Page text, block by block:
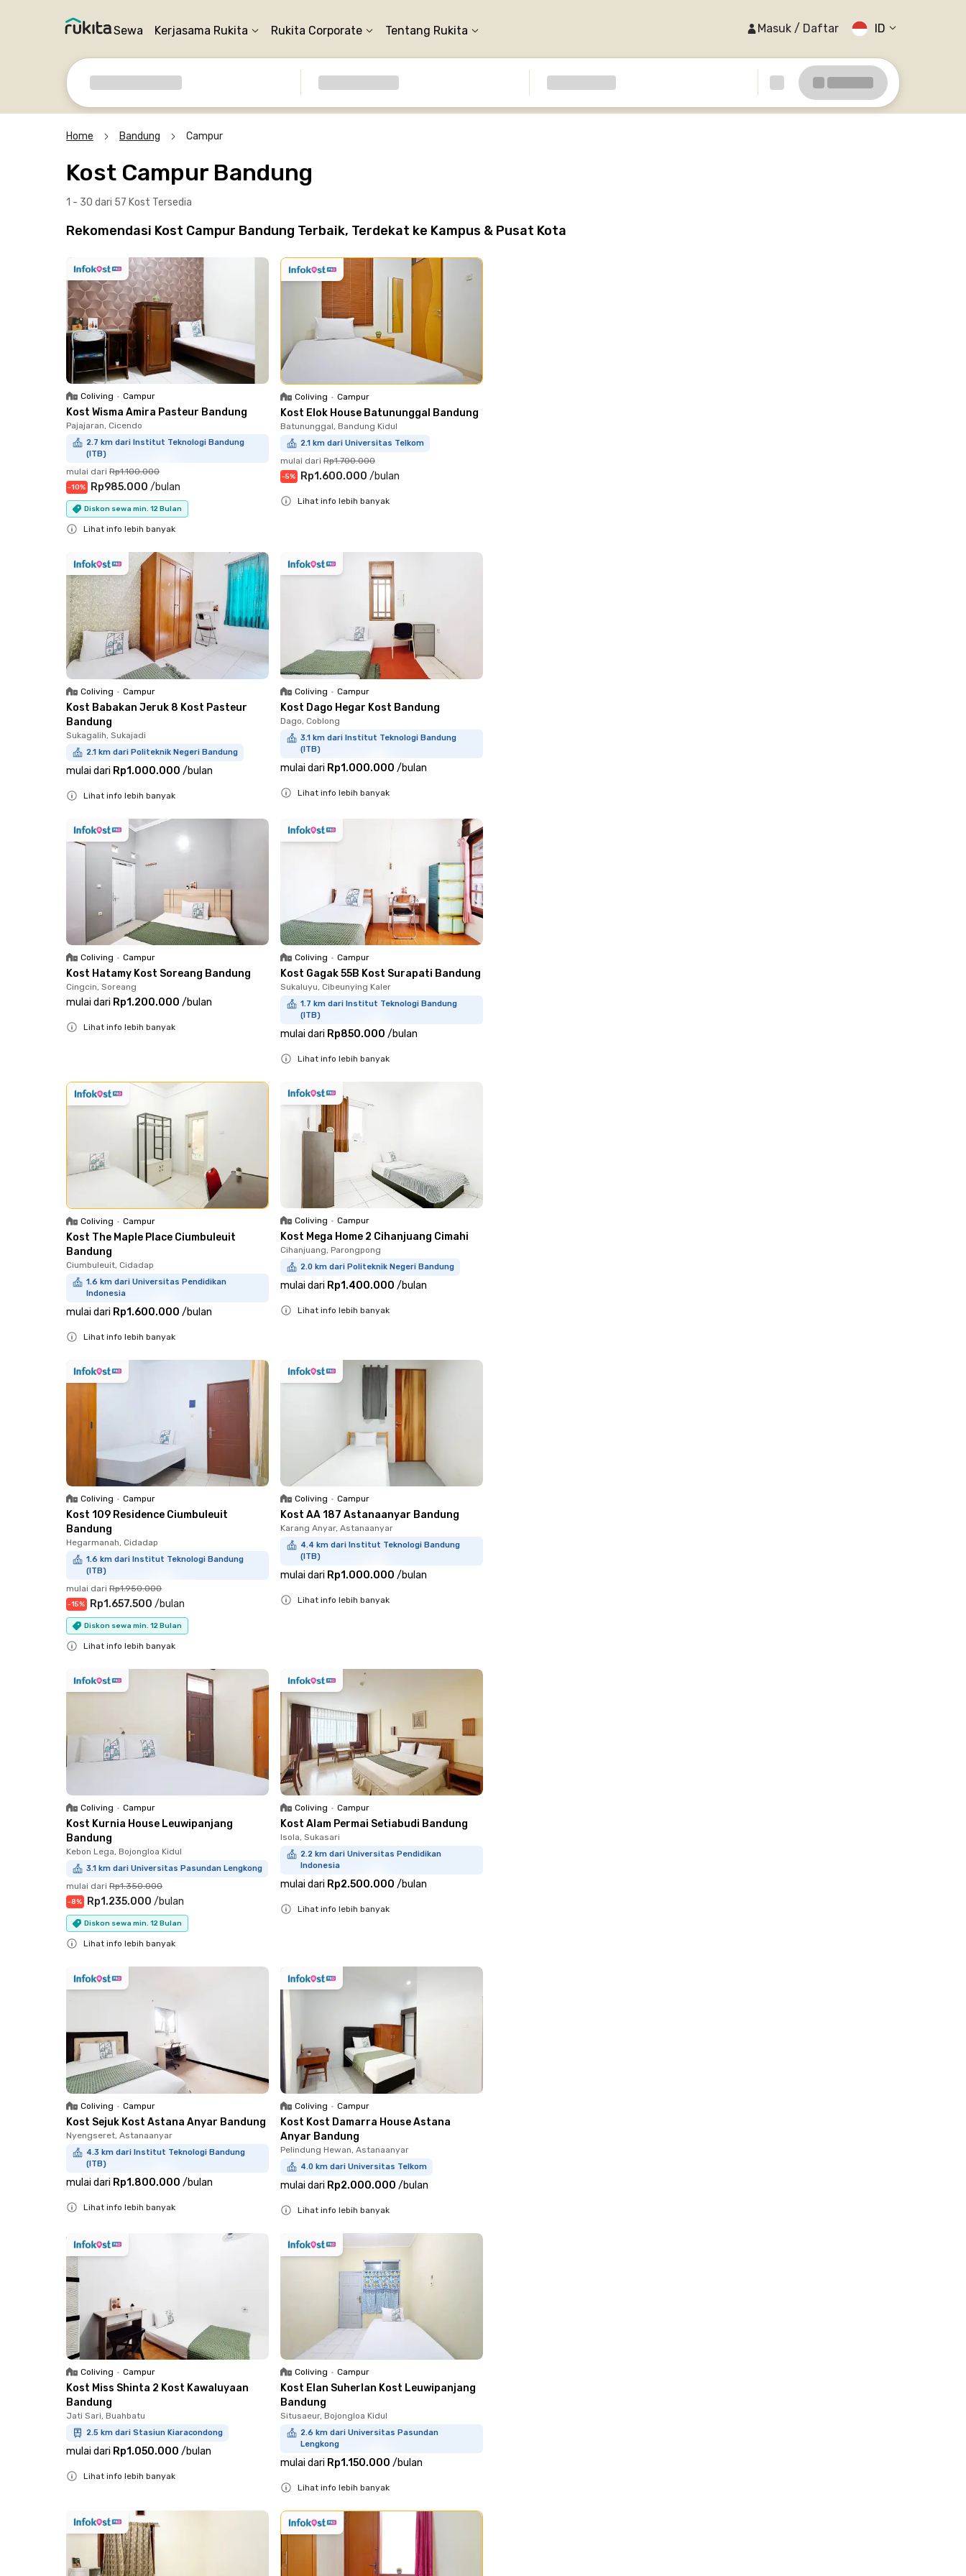
Sewa Kerjasama Rukita Rukita Corporate Tentang Rukita Masuk / Daftar ID
Home Bandung Campur
Kost Campur Bandung
1 - 30 dari 57 Kost Tersedia
Rekomendasi Kost Campur Bandung Terbaik, Terdekat ke Kampus & Pusat Kota
Coliving • Campur
Kost Wisma Amira Pasteur Bandung
Pajajaran, Cicendo
2.7 km dari Institut Teknologi Bandung
(ITB)
mulai dari Rp1.100.000
-10% Rp985.000 /bulan
Diskon sewa min. 12 Bulan
Lihat info lebih banyak
Coliving • Campur
Kost Elok House Batununggal Bandung
Batununggal, Bandung Kidul
2.1 km dari Universitas Telkom
mulai dari Rp1.700.000
-5% Rp1.600.000 /bulan
Lihat info lebih banyak
Coliving • Campur
Kost Babakan Jeruk 8 Kost Pasteur
Bandung
Sukagalih, Sukajadi
2.1 km dari Politeknik Negeri Bandung
mulai dari Rp1.000.000 /bulan
Lihat info lebih banyak
Coliving • Campur
Kost Dago Hegar Kost Bandung
Dago, Coblong
3.1 km dari Institut Teknologi Bandung
(ITB)
mulai dari Rp1.000.000 /bulan
Lihat info lebih banyak
Coliving • Campur
Kost Hatamy Kost Soreang Bandung
Cingcin, Soreang
mulai dari Rp1.200.000 /bulan
Lihat info lebih banyak
Coliving • Campur
Kost Gagak 55B Kost Surapati Bandung
Sukaluyu, Cibeunying Kaler
1.7 km dari Institut Teknologi Bandung
(ITB)
mulai dari Rp850.000 /bulan
Lihat info lebih banyak
Coliving • Campur
Kost The Maple Place Ciumbuleuit
Bandung
Ciumbuleuit, Cidadap
1.6 km dari Universitas Pendidikan
Indonesia
mulai dari Rp1.600.000 /bulan
Lihat info lebih banyak
Coliving • Campur
Kost Mega Home 2 Cihanjuang Cimahi
Cihanjuang, Parongpong
2.0 km dari Politeknik Negeri Bandung
mulai dari Rp1.400.000 /bulan
Lihat info lebih banyak
Coliving • Campur
Kost 109 Residence Ciumbuleuit
Bandung
Hegarmanah, Cidadap
1.6 km dari Institut Teknologi Bandung
(ITB)
mulai dari Rp1.950.000
-15% Rp1.657.500 /bulan
Diskon sewa min. 12 Bulan
Lihat info lebih banyak
Coliving • Campur
Kost AA 187 Astanaanyar Bandung
Karang Anyar, Astanaanyar
4.4 km dari Institut Teknologi Bandung
(ITB)
mulai dari Rp1.000.000 /bulan
Lihat info lebih banyak
Coliving • Campur
Kost Kurnia House Leuwipanjang
Bandung
Kebon Lega, Bojongloa Kidul
3.1 km dari Universitas Pasundan Lengkong
mulai dari Rp1.350.000
-8% Rp1.235.000 /bulan
Diskon sewa min. 12 Bulan
Lihat info lebih banyak
Coliving • Campur
Kost Alam Permai Setiabudi Bandung
Isola, Sukasari
2.2 km dari Universitas Pendidikan
Indonesia
mulai dari Rp2.500.000 /bulan
Lihat info lebih banyak
Coliving • Campur
Kost Sejuk Kost Astana Anyar Bandung
Nyengseret, Astanaanyar
4.3 km dari Institut Teknologi Bandung
(ITB)
mulai dari Rp1.800.000 /bulan
Lihat info lebih banyak
Coliving • Campur
Kost Kost Damarra House Astana
Anyar Bandung
Pelindung Hewan, Astanaanyar
4.0 km dari Universitas Telkom
mulai dari Rp2.000.000 /bulan
Lihat info lebih banyak
Coliving • Campur
Kost Miss Shinta 2 Kost Kawaluyaan
Bandung
Jati Sari, Buahbatu
2.5 km dari Stasiun Kiaracondong
mulai dari Rp1.050.000 /bulan
Lihat info lebih banyak
Coliving • Campur
Kost Elan Suherlan Kost Leuwipanjang
Bandung
Situsaeur, Bojongloa Kidul
2.6 km dari Universitas Pasundan
Lengkong
mulai dari Rp1.150.000 /bulan
Lihat info lebih banyak